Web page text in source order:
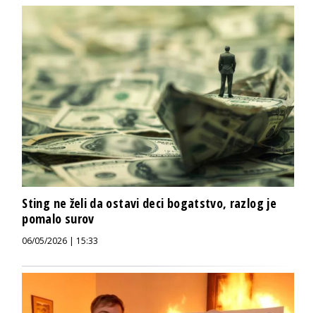
Sting ne želi da ostavi deci bogatstvo, razlog je
pomalo surov
06/05/2026 | 15:33